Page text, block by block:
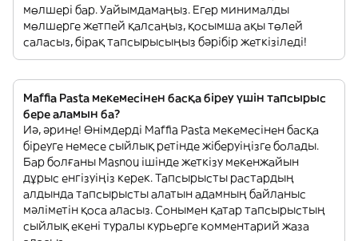
мөлшері бар. Уайымдамаңыз. Егер минималды
мөлшерге жетпей қалсаңыз, қосымша ақы төлей
саласыз, бірақ тапсырысыңыз бәрібір жеткізіледі!
Maffia Pasta мекемесінен басқа біреу үшін тапсырыс
бере аламын ба?
Иә, әрине! Өнімдерді Maffia Pasta мекемесінен басқа
біреуге немесе сыйлық ретінде жіберуіңізге болады.
Бар болғаны Masnou ішінде жеткізу мекенжайын
дұрыс енгізуіңіз керек. Тапсырысты растардың
алдында тапсырысты алатын адамның байланыс
мәліметін қоса аласыз. Сонымен қатар тапсырыстың
сыйлық екені туралы курьерге комментарий жаза